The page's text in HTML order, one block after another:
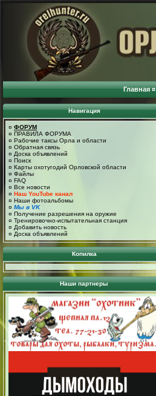
Главная ¤
Навигация
¤ ФОРУМ
¤ ПРАВИЛА ФОРУМА
¤ Рабочие таксы Орла и области
¤ Обратная связь
¤ Доска объявлений
¤ Поиск
¤ Карты охотугодий Орловской области
¤ Файлы
¤ FAQ
¤ Все новости
¤ Наш YouTube канал
¤ Наши фотоальбомы
¤ Мы в VK
¤ Получение разрешения на оружие
¤ Тренировочно-испытательная станция
¤ Добавить новость
¤ Доска объявлений
Копилка
Наши партнеры